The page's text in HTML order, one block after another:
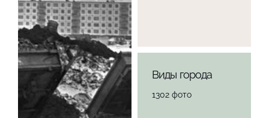
Виды города
1302 фото